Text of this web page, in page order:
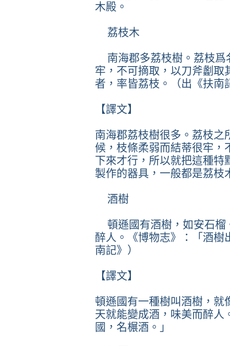
木殿。
荔枝木
南海郡多荔枝樹。荔枝爲
牢，不可摘取，以刀斧劙取
者，率皆荔枝。（出《扶南
【譯文】
南海郡荔枝樹很多。荔枝之
候，枝條柔弱而結蒂很牢，
下來才行，所以就把這種特
製作的器具，一般都是荔枝
酒樹
頓遜國有酒樹，如安石榴
醉人。《博物志》：「酒樹
南記》）
【譯文】
頓遜國有一種樹叫酒樹，就
天就能變成酒，味美而醉人
國，名榐酒。」